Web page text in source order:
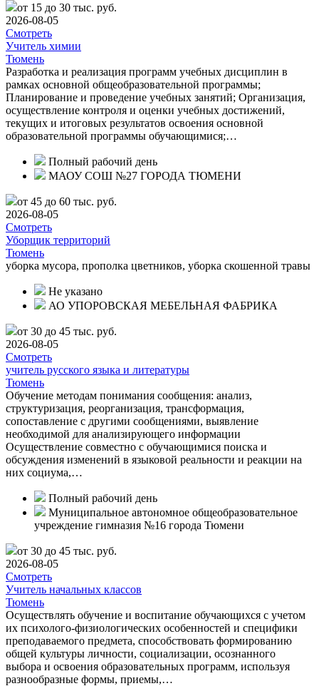
от 15 до 30 тыс. руб.
2026-08-05
Смотреть
Учитель химии
Тюмень
Разработка и реализация программ учебных дисциплин в
рамках основной общеобразовательной программы;
Планирование и проведение учебных занятий; Организация,
осуществление контроля и оценки учебных достижений,
текущих и итоговых результатов освоения основной
образовательной программы обучающимися;…
Полный рабочий день
МАОУ СОШ №27 ГОРОДА ТЮМЕНИ
от 45 до 60 тыс. руб.
2026-08-05
Смотреть
Уборщик территорий
Тюмень
уборка мусора, прополка цветников, уборка скошенной травы
Не указано
АО УПОРОВСКАЯ МЕБЕЛЬНАЯ ФАБРИКА
от 30 до 45 тыс. руб.
2026-08-05
Смотреть
учитель русского языка и литературы
Тюмень
Обучение методам понимания сообщения: анализ,
структуризация, реорганизация, трансформация,
сопоставление с другими сообщениями, выявление
необходимой для анализирующего информации
Осуществление совместно с обучающимися поиска и
обсуждения изменений в языковой реальности и реакции на
них социума,…
Полный рабочий день
Муниципальное автономное общеобразовательное
учреждение гимназия №16 города Тюмени
от 30 до 45 тыс. руб.
2026-08-05
Смотреть
Учитель начальных классов
Тюмень
Осуществлять обучение и воспитание обучающихся с учетом
их психолого-физиологических особенностей и специфики
преподаваемого предмета, способствовать формированию
общей культуры личности, социализации, осознанного
выбора и освоения образовательных программ, используя
разнообразные формы, приемы,…